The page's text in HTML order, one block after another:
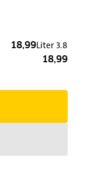
18,99Liter 3.8
18,99